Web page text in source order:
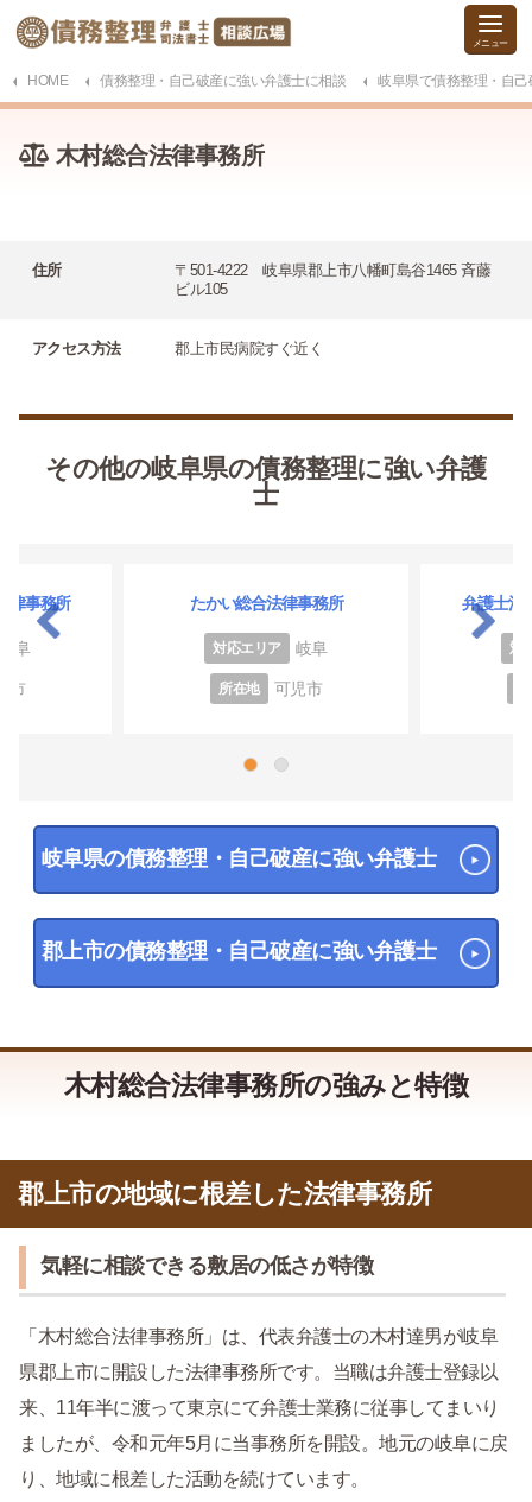
HOME 債務整理・自己破産に強い弁護士に相談 岐阜県で債務整理・自
木村総合法律事務所
住所
〒501-4222 岐阜県郡上市八幡町島谷1465 斉藤
ビル105
アクセス方法 郡上市民病院すぐ近く
その他の岐阜県の債務整理に強い弁護
士
律事務所
阜
市
たかい総合法律事務所
対応エリア 岐阜
所在地 可児市
弁護士法
対
岐阜県の債務整理・自己破産に強い弁護士
郡上市の債務整理・自己破産に強い弁護士
木村総合法律事務所の強みと特徴
郡上市の地域に根差した法律事務所
気軽に相談できる敷居の低さが特徴
「木村総合法律事務所」は、代表弁護士の木村達男が岐阜
県郡上市に開設した法律事務所です。当職は弁護士登録以
来、11年半に渡って東京にて弁護士業務に従事してまいり
ましたが、令和元年5月に当事務所を開設。地元の岐阜に戻
り、地域に根差した活動を続けています。